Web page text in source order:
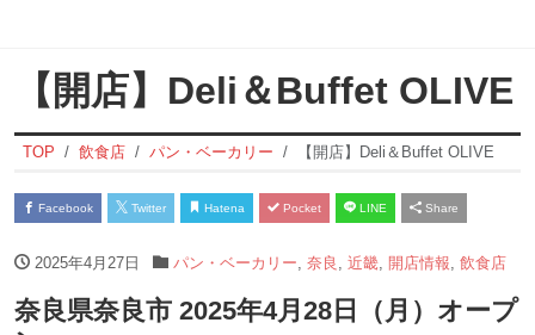
【開店】Deli＆Buffet OLIVE
TOP 飲食店 パン・ベーカリー 【開店】Deli＆Buffet OLIVE
Facebook Twitter Hatena Pocket LINE Share
2025年4月27日 パン・ベーカリー 奈良 近畿, 開店情報 飲食店
奈良県奈良市 2025年4月28日（月）オープ